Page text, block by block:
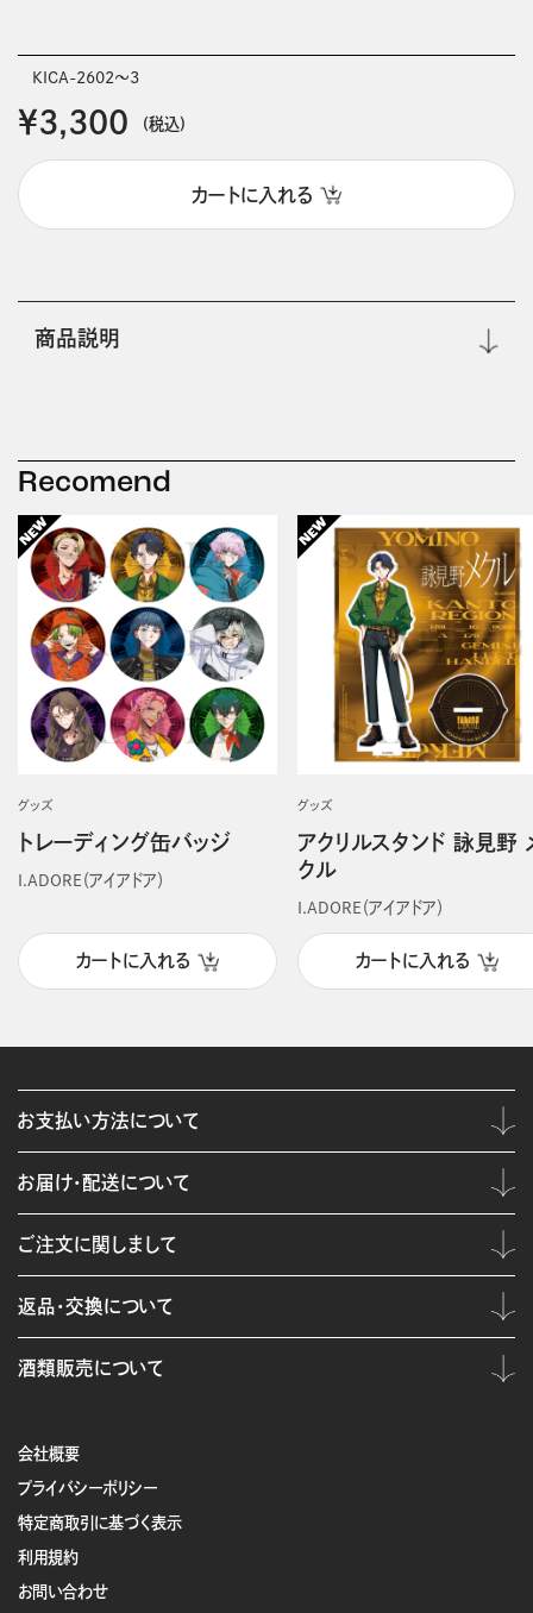
KICA-2602～3
￥3,300 (税込)
カートに入れる
商品説明
Recomend
グッズ
トレーディング缶バッジ
I.ADORE（アイアドア）
カートに入れる
グッズ
アクリルスタンド 詠見野
クル
I.ADORE（アイアドア）
カートに入れる
会社概要
プライバシーポリシー
特定商取引に基づく表示
利用規約
お問い合わせ
お支払い方法について
お届け・配送について
ご注文に関しまして
返品・交換について
酒類販売について